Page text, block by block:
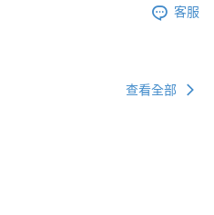
客服
查看全部